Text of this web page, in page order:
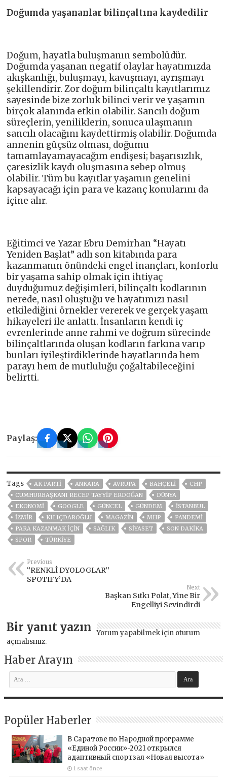
Doğumda yaşananlar bilinçaltına kaydedilir
Doğum, hayatla buluşmanın sembolüdür.
Doğumda yaşanan negatif olaylar hayatımızda
akışkanlığı, buluşmayı, kavuşmayı, ayrışmayı
şekillendirir. Zor doğum bilinçaltı kayıtlarımız
sayesinde bize zorluk bilinci verir ve yaşamın
birçok alanında etkin olabilir. Sancılı doğum
süreçlerin, yeniliklerin, sonuca ulaşmanın
sancılı olacağını kaydettirmiş olabilir. Doğumda
annenin güçsüz olması, doğumu
tamamlayamayacağım endişesi; başarısızlık,
çaresizlik kaydı oluşmasına sebep olmuş
olabilir. Tüm bu kayıtlar yaşamın genelini
kapsayacağı için para ve kazanç konularını da
içine alır.
Eğitimci ve Yazar Ebru Demirhan “Hayatı
Yeniden Başlat” adlı son kitabında para
kazanmanın önündeki engel inançları, konforlu
bir yaşama sahip olmak için ihtiyaç
duyduğumuz değişimleri, bilinçaltı kodlarının
nerede, nasıl oluştuğu ve hayatımızı nasıl
etkilediğini örnekler vererek ve gerçek yaşam
hikayeleri ile anlattı. İnsanların kendi iç
evrenlerinde anne rahmi ve doğrum sürecinde
bilinçaltlarında oluşan kodların farkına varıp
bunları iyileştirdiklerinde hayatlarında hem
parayı hem de mutluluğu çoğaltabileceğini
belirtti.
Paylaş:
Tags AK PARTİ ANKARA AVRUPA BAHÇELİ
CHP
CUMHURBAŞKANI RECEP TAYYIP ERDOĞAN
DÜNYA
EKONOMİ
GOOGLE GÜNCEL GÜNDEM
ISTANBUL
İZMIR
KILIÇDAROĞLU MAGAZİN MHP
PANDEMİ
PARA KAZANMAK İÇİN
SAĞLIK SİYASET
SON DAKIKA
SPOR
TÜRKİYE
Previous
‘’RENKLİ DYOLOGLAR’’
SPOTIFY’DA
Next
Başkan Sıtkı Polat, Yine Bir
Engelliyi Sevindirdi
Bir yanıt yazın Yorum yapabilmek için oturum
açmalısınız.
Haber Arayın
Popüler Haberler
В Саратове по Народной программе
«Единой России»-2021 открылся
адаптивный спортзал «Новая высота»
1 saat önce